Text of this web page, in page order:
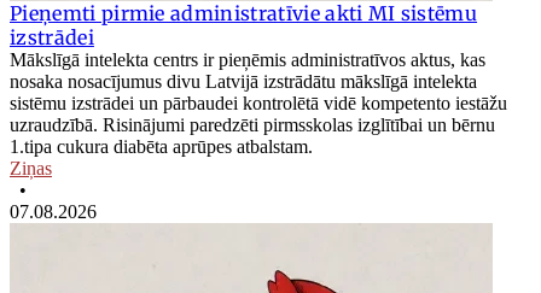
Pieņemti pirmie administratīvie akti MI sistēmu
izstrādei
Mākslīgā intelekta centrs ir pieņēmis administratīvos aktus, kas
nosaka nosacījumus divu Latvijā izstrādātu mākslīgā intelekta
sistēmu izstrādei un pārbaudei kontrolētā vidē kompetento iestāžu
uzraudzībā. Risinājumi paredzēti pirmsskolas izglītībai un bērnu
1.tipa cukura diabēta aprūpes atbalstam.
Ziņas
•
07.08.2026